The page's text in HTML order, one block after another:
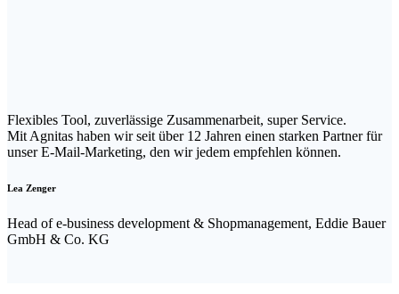
Flexibles Tool, zuverlässige Zusammenarbeit, super Service.
Mit Agnitas haben wir seit über 12 Jahren einen starken Partner für
unser E-Mail-Marketing, den wir jedem empfehlen können.
Lea Zenger
Head of e-business development & Shopmanagement, Eddie Bauer
GmbH & Co. KG